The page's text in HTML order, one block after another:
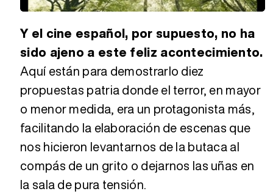
Unmute Loaded:
36.67%
Y el cine español, por supuesto, no ha
sido ajeno a este feliz acontecimiento.
Aquí están para demostrarlo diez
propuestas patria donde el terror, en mayor
o menor medida, era un protagonista más,
facilitando la elaboración de escenas que
nos hicieron levantarnos de la butaca al
compás de un grito o dejarnos las uñas en
la sala de pura tensión.